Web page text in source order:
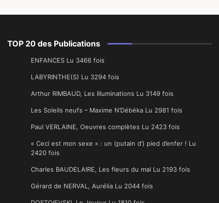
TOP 20 des Publications
ENFANCES Lu 3466 fois
LABYRINTHE(S) Lu 3294 fois
Arthur RIMBAUD, Les Illuminations Lu 3149 fois
Les Soleils neufs – Maxime N’Débéka Lu 2981 fois
Paul VERLAINE, Oeuvres complètes Lu 2423 fois
« Ceci est mon sexe » : un (putain d’) pied d’enfer ! Lu
2420 fois
Charles BAUDELAIRE, Les fleurs du mal Lu 2193 fois
Gérard de NERVAL, Aurélia Lu 2044 fois